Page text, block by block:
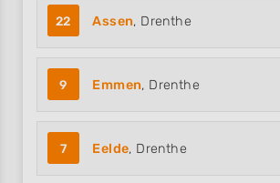
22 Assen, Drenthe
9 Emmen, Drenthe
7 Eelde, Drenthe